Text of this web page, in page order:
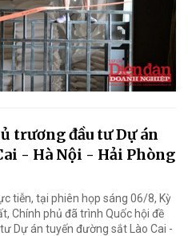
trương đầu tư Dự án
- Hà Nội - Hải Phòng
tiễn, tại phiên họp sáng 06/8, Kỳ
Chính phủ đã trình Quốc hội đề
Dự án tuyến đường sắt Lào Cai -